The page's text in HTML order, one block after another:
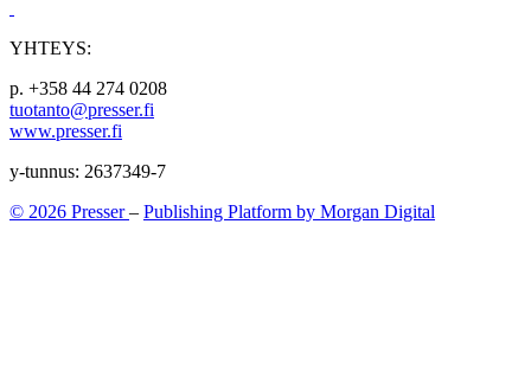
YHTEYS:
p. +358 44 274 0208
tuotanto@presser.fi
www.presser.fi
y-tunnus: 2637349-7
© 2026 Presser– Publishing Platform by Morgan Digital